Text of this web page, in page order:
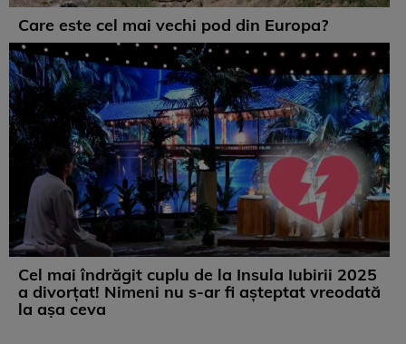
Care este cel mai vechi pod din Europa?
Cel mai îndrăgit cuplu de la Insula Iubirii 2025
a divorțat! Nimeni nu s-ar fi așteptat vreodată
la așa ceva